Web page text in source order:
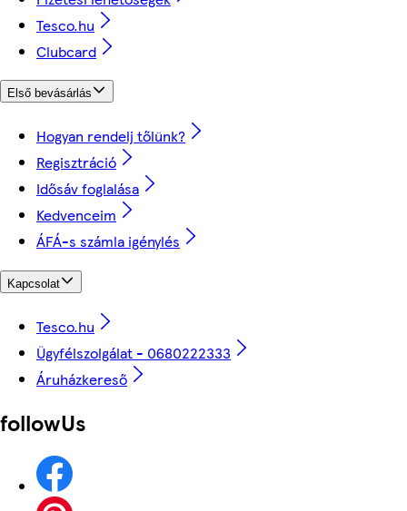
Tesco.hu
Clubcard
Első bevásárlás
Hogyan rendelj tőlünk?
Regisztráció
Idősáv foglalása
Kedvenceim
ÁFÁ-s számla igénylés
Kapcsolat
Tesco.hu
Ügyfélszolgálat - 0680222333
Áruházkereső
followUs